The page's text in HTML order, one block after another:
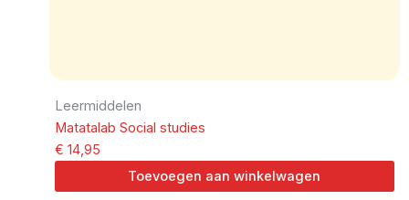
Leermiddelen
Matatalab Social studies
€ 14,95
Toevoegen aan winkelwagen